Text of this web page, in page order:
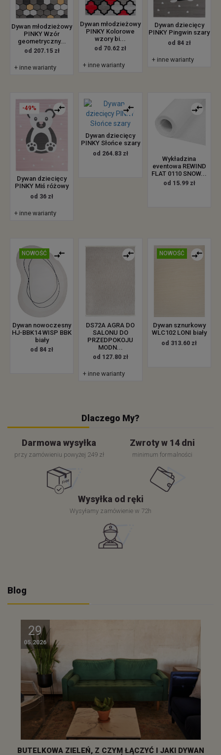
Dywan młodzieżowy
PINKY Wzór
geometryczny...
od 207.15 zł
+ inne warianty
Dywan młodzieżowy
PINKY Kolorowe
wzory bi...
od 70.62 zł
+ inne warianty
Dywan dziecięcy
PINKY Pingwin szary
od 84 zł
+ inne warianty
-49%
Dywan dziecięcy
PINKY Miś różowy
od 36 zł
+ inne warianty
Dywan dziecięcy
PINKY Słońce szary
od 264.83 zł
Wykładzina
eventowa REWIND
FLAT 0110 SNOW...
od 15.99 zł
NOWOŚĆ
Dywan nowoczesny
HJ-BBK14 WISP BBK
biały
od 84 zł
DS72A AGRA DO
SALONU DO
PRZEDPOKOJU
MODN...
od 127.80 zł
+ inne warianty
NOWOŚĆ
Dywan sznurkowy
WLC102 LONI biały
od 313.60 zł
Dlaczego My?
Darmowa wysyłka
przy zamówieniu powyżej 249 zł
Zwroty w 14 dni
minimum formalności
Wysyłka od ręki
Wysyłamy zamówienie w 72h
Blog
29
05.2026
BUTELKOWA ZIELEŃ, Z CZYM ŁĄCZYĆ I JAKI DYWAN